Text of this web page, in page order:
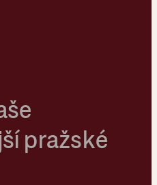
pražské